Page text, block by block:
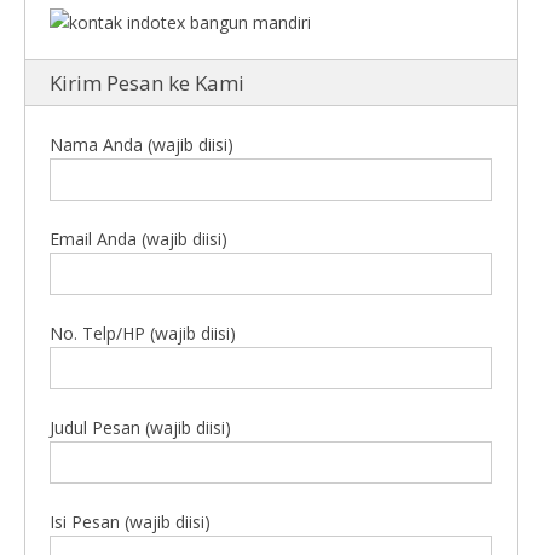
Kirim Pesan ke Kami
Nama Anda (wajib diisi)
Email Anda (wajib diisi)
No. Telp/HP (wajib diisi)
Judul Pesan (wajib diisi)
Isi Pesan (wajib diisi)